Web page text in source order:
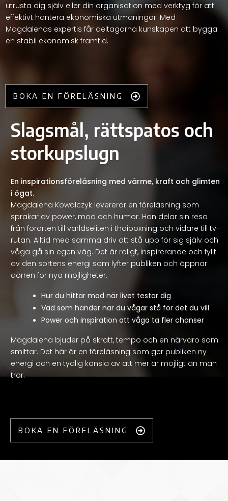
utrusta dig själv eller din organisation med verktyg för att
effektivt hantera ekonomiska utmaningar. Med
Magdalenas expertis får deltagarna kunskapen att bygga
en stabil ekonomisk framtid.
BOKA EN FÖRELÄSNING
Slagsmål, rättspatos och
storkupslugn
En inspirationsföreläsning med värme, kraft och glimten
i ögat.
Magdalena Kowalczyk levererar en föreläsning som
sprakar av power, mod och humor. Hon delar sin resa
från förorten till världseliten i thaiboxning och vidare till tv-
rutan. Alltid med samma driv att stå upp för sig själv och
våga gå sin egen väg. Det är roligt, inspirerande och fyllt
av den sortens energi som lyfter publiken och öppnar
dörren för nya möjligheter.
Hur du hittar mod när livet testar dig
Vad som händer när du vågar stå för det du vill
Power och inspiration att våga ta fler chanser
Magdalena bjuder på skratt, tempo och en närvaro som
smittar. Det här är en föreläsning som ger publiken ny
energi och en tydlig känsla av att mer är möjligt än man
tror.
BOKA EN FÖRELÄSNING